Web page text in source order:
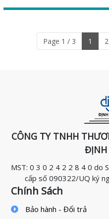
Page 1 / 3 1 2
CÔNG TY TNHH
ĐỊNH
MST: 0 3 0 2 4 2 2 8 4 0 do
cấp số 090322/UQ ký
Chính Sách
Bảo hành - Đổi trả